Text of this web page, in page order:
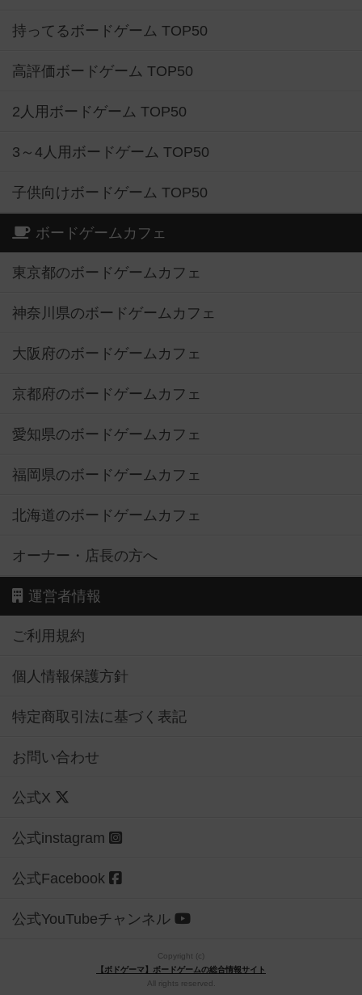
持ってるボードゲーム TOP50
高評価ボードゲーム TOP50
2人用ボードゲーム TOP50
3～4人用ボードゲーム TOP50
子供向けボードゲーム TOP50
ボードゲームカフェ
東京都のボードゲームカフェ
神奈川県のボードゲームカフェ
大阪府のボードゲームカフェ
京都府のボードゲームカフェ
愛知県のボードゲームカフェ
福岡県のボードゲームカフェ
北海道のボードゲームカフェ
オーナー・店長の方へ
運営者情報
ご利用規約
個人情報保護方針
特定商取引法に基づく表記
お問い合わせ
公式X
公式instagram
公式Facebook
公式YouTubeチャンネル
Copyright (c)
【ボドゲーマ】ボードゲームの総合情報サイト
All rights reserved.